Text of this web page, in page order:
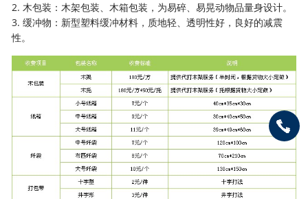
2. 木包装：木架包装、木箱包装，为易碎、易晃动物品量身设计。
3. 缓冲物：新型塑料缓冲材料，质地轻、透明性好，良好的减震
性。